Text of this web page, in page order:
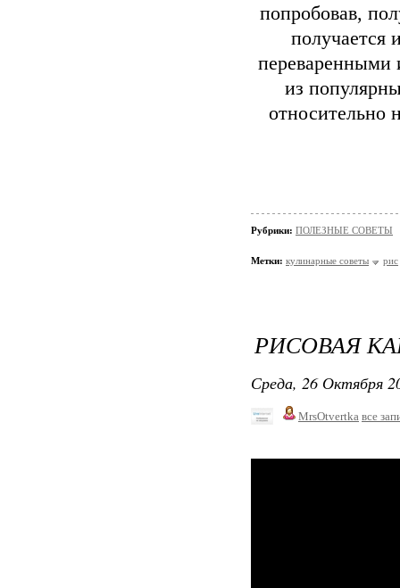
попробовав,
получается
переваренными
из
относительно
Рубрики: ПОЛЕЗНЫЕ СОВЕТЫ
Метки: кулинарные советы рис
РИСОВАЯ
Среда, 26 Октября
MrsOtvertka все